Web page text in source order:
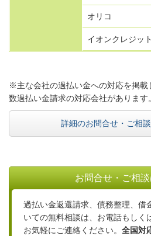
オリコ
イオンクレジット
※主な会社の過払い金への対応を掲載
数過払い金請求の対応会社があります。
詳細のお問合せ・ご相
お問合せ・ご相
過払い金返還請求、債務整理、借
いての無料相談は、お電話もしく
お気軽にご連絡ください。 全国対